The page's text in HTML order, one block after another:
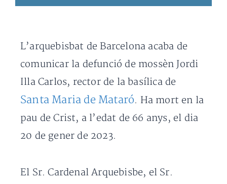
L’arquebisbat de Barcelona acaba de
comunicar la defunció de mossèn Jordi
Illa Carlos, rector de la basílica de
Santa Maria de Mataró. Ha mort en la
pau de Crist, a l’edat de 66 anys, el dia
20 de gener de 2023.
El Sr. Cardenal Arquebisbe, el Sr.